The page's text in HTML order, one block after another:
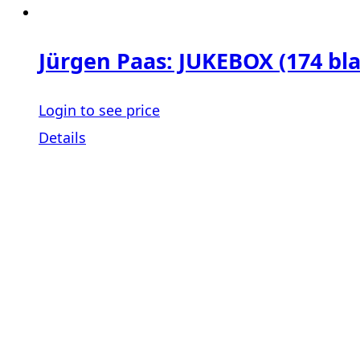
Jürgen Paas: JUKEBOX (174
Login to see price
Details